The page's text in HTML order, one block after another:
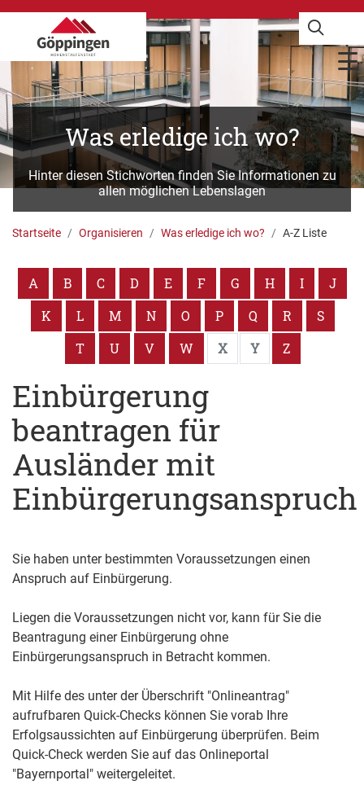
Was erledige ich wo?
Hinter diesen Stichworten finden Sie Informationen zu
allen möglichen Lebenslagen
Startseite Organisieren Was erledige ich wo? A-Z Liste
A B C D E F G H I
J
K
L M N O P Q R
S
T
U V W X Y Z
Einbürgerung
beantragen für
Ausländer mit
Einbürgerungsanspruch
Sie haben unter bestimmten Voraussetzungen einen
Anspruch auf Einbürgerung.
Liegen die Voraussetzungen nicht vor, kann für Sie die
Beantragung einer Einbürgerung ohne
Einbürgerungsanspruch in Betracht kommen.
Mit Hilfe des unter der Überschrift "Onlineantrag"
aufrufbaren Quick-Checks können Sie vorab Ihre
Erfolgsaussichten auf Einbürgerung überprüfen. Beim
Quick-Check werden Sie auf das Onlineportal
"Bayernportal" weitergeleitet.